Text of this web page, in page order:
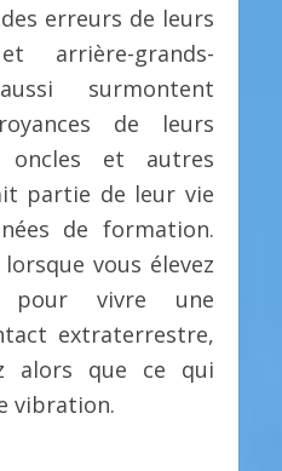
erreurs de leurs
arrière-grands-
surmontent
de leurs
oncles et autres
partie de leur vie
de formation.
vous élevez
pour vivre une
extraterrestre,
alors que ce qui
vibration.